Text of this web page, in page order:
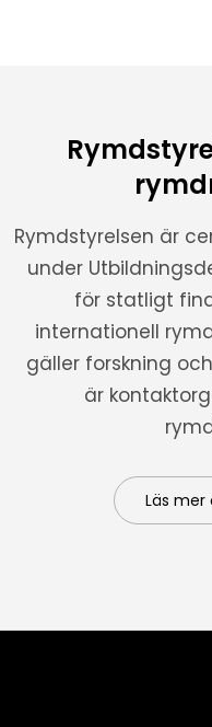
Rymdstyrelsen är
under
för statligt
internationell
gäller forskning
är
Läs